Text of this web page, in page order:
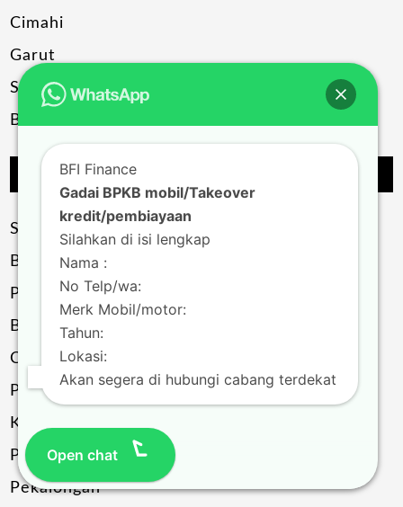
Cimahi
Garut
Sumedang
Banjar
Jangkauan di Jawa Tengah
Semarang
Banjarnegara
Purwokerto
Banyumas
Cilacap
Purbalingga
Kebumen
Pemalang
Pekalongan
BFI Finance
Gadai BPKB mobil/Takeover
kredit/pembiayaan
Silahkan di isi lengkap
Nama :
No Telp/wa:
Merk Mobil/motor:
Tahun:
Lokasi:
Akan segera di hubungi cabang terdekat
Open chat